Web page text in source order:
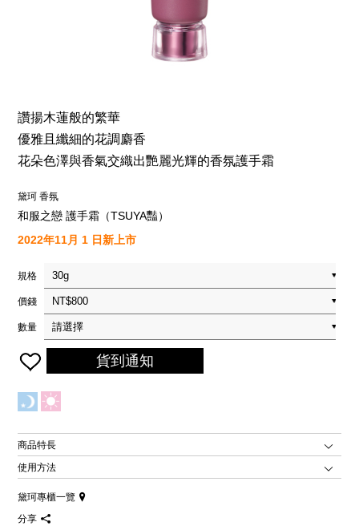
讚揚木蓮般的繁華
優雅且纖細的花調麝香
花朵色澤與香氣交織出艷麗光輝的香氛護手霜
黛珂 香氛
和服之戀 護手霜（TSUYA豔）
2022年11月 1 日新上市
規格
價錢
數量
貨到通知
商品特長
使用方法
黛珂專櫃一覽
分享